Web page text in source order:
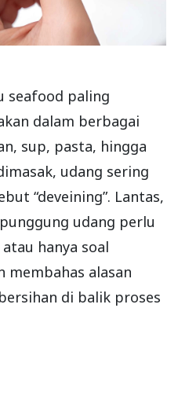
seafood paling
dalam berbagai
sup, pasta, hingga
udang sering
“deveining”. Lantas,
udang perlu
hanya soal
membahas alasan
di balik proses